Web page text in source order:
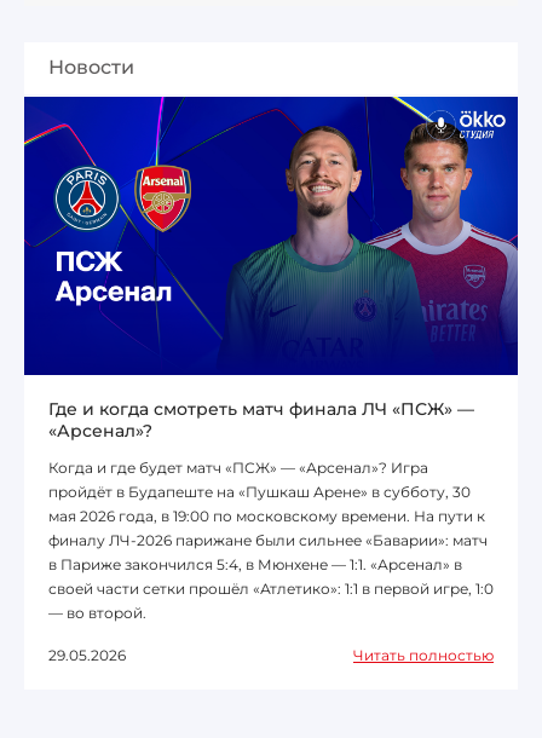
Новости
Где и когда смотреть матч финала ЛЧ «ПСЖ» —
«Арсенал»?
Когда и где будет матч «ПСЖ» — «Арсенал»? Игра
пройдёт в Будапеште на «Пушкаш Арене» в субботу, 30
мая 2026 года, в 19:00 по московскому времени. На пути к
финалу ЛЧ-2026 парижане были сильнее «Баварии»: матч
в Париже закончился 5:4, в Мюнхене — 1:1. «Арсенал» в
своей части сетки прошёл «Атлетико»: 1:1 в первой игре, 1:0
— во второй.
29.05.2026 Читать полностью